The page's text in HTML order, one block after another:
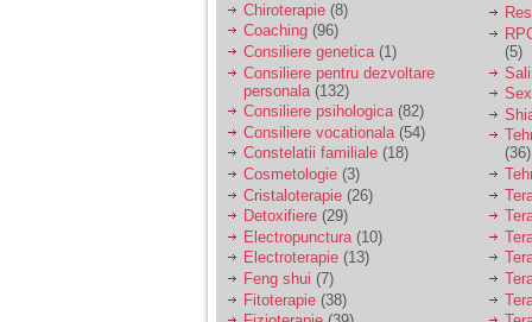
cronica de care nu pot
scapa si simt ca din
cauza ei nu pot
controla nervii si
cateodata are copilul
de suferit.
Am o bariera peste
care nu pot trece:
prietena mea a ramas
insarcinata cu o fata.
Am fost de comun
acord sa facem un
copil, cu gandul ca e
baiat.
Chiroterapie (8)
Coaching (96)
Consiliere genetica(1)
Consiliere pentru dezvoltare
personala (132)
Consiliere psihologica(82)
Consiliere vocationala (54)
Constelatii familiale (18)
Cosmetologie (3)
Cristaloterapie (26)
Detoxifiere (29)
Electropunctura (10)
Electroterapie (13)
Feng shui (7)
Fitoterapie (38)
(5)
(36)